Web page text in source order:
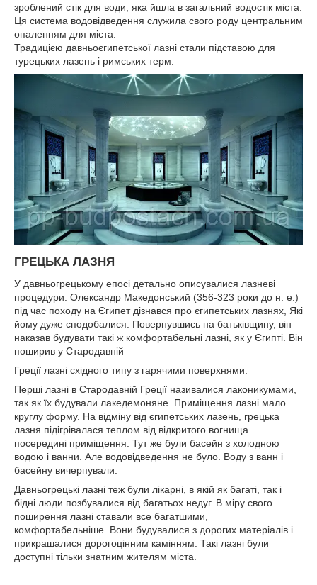
зроблений стік для води, яка йшла в загальний водостік міста.
Ця система водовідведення служила свого роду центральним
опаленням для міста.
Традицією давньоєгипетської лазні стали підставою для
турецьких лазень і римських терм.
ГРЕЦЬКА ЛАЗНЯ
У давньогрецькому епосі детально описувалися лазневі
процедури. Олександр Македонський (356-323 роки до н. е.)
під час походу на Єгипет дізнався про єгипетських лазнях, Які
йому дуже сподобалися. Повернувшись на батьківщину, він
наказав будувати такі ж комфортабельні лазні, як у Єгипті. Він
поширив у Стародавній
Греції лазні східного типу з гарячими поверхнями.
Перші лазні в Стародавній Греції називалися лаконикумами,
так як їх будували лакедемоняне. Приміщення лазні мало
круглу форму. На відміну від єгипетських лазень, грецька
лазня підігрівалася теплом від відкритого вогнища
посередині приміщення. Тут же були басейн з холодною
водою і ванни. Але водовідведення не було. Воду з ванн і
басейну вичерпували.
Давньогрецькі лазні теж були лікарні, в якій як багаті, так і
бідні люди позбувалися від багатьох недуг. В міру свого
поширення лазні ставали все багатшими,
комфортабельніше. Вони будувалися з дорогих матеріалів і
прикрашалися дорогоцінним камінням. Такі лазні були
доступні тільки знатним жителям міста.